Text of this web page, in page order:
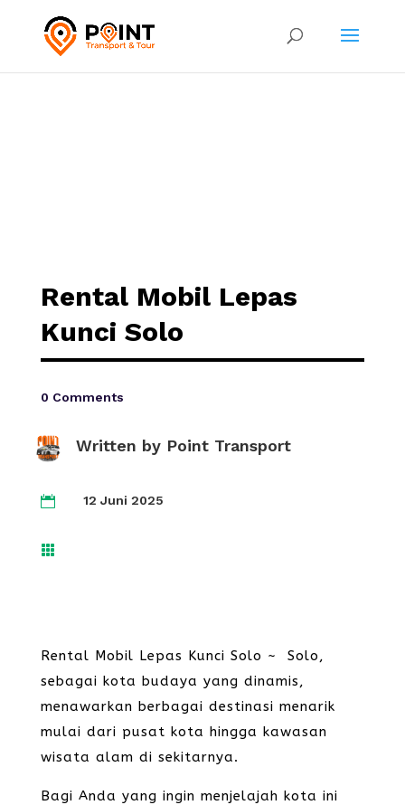
Rental Mobil Lepas
Kunci Solo
0 Comments
Written by Point Transport
 12 Juni 2025

Rental Mobil Lepas Kunci Solo ~ Solo,
sebagai kota budaya yang dinamis,
menawarkan berbagai destinasi menarik
mulai dari pusat kota hingga kawasan
wisata alam di sekitarnya.
Bagi Anda yang ingin menjelajah kota ini